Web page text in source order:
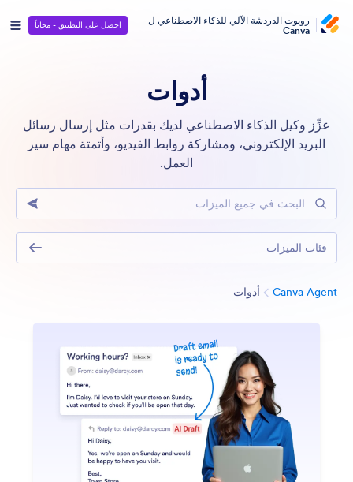
روبوت الدردشة الآلي للذكاء الاصطناعي ل
Canva
احصل على التطبيق - مجاناً
أدوات
عزِّز وكيل الذكاء الاصطناعي لديك بقدرات مثل إرسال رسائل
البريد الإلكتروني، ومشاركة روابط الفيديو، وأتمتة مهام سير
العمل.
البحث في جميع الميزات
Canva Agent أدوات
فئات الميزات